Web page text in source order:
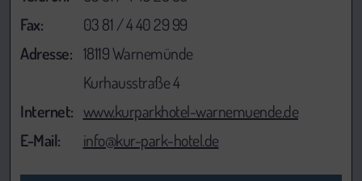
Fax:
03 81 / 4 40 29 99
Adresse: 18119 Warnemünde
Kurhausstraße 4
Internet: www.kurparkhotel-warnemuende.de
E-Mail:
info@kur-park-hotel.de